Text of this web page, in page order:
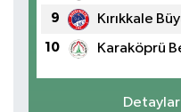
9 Kırıkkale
10 Karaköprü
Detaylar